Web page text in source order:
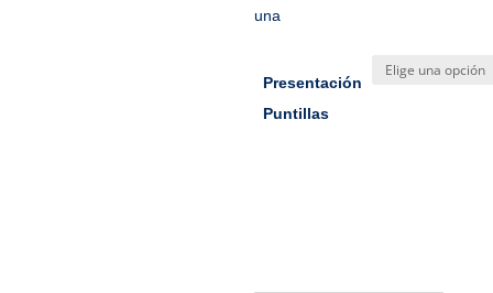
una
Presentación
Puntillas